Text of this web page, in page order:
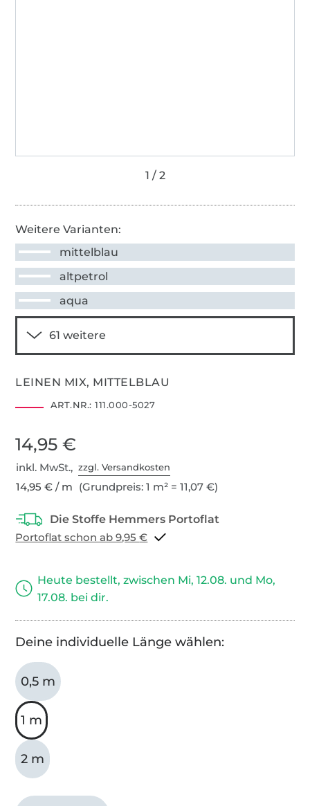
Weitere Varianten:
mittelblau
altpetrol
aqua
LEINEN MIX, MITTELBLAU
ART.NR.: 111.000-5027
14,95 €
inkl. MwSt.,zzgl. Versandkosten
14,95 € / m (Grundpreis: 1 m² = 11,07 €)
Portoflat schon ab 9,95 €
Heute bestellt, zwischen Mi, 12.08. und Mo,
17.08. bei dir.
Deine individuelle Länge wählen:
0,5 m
1 m
2 m